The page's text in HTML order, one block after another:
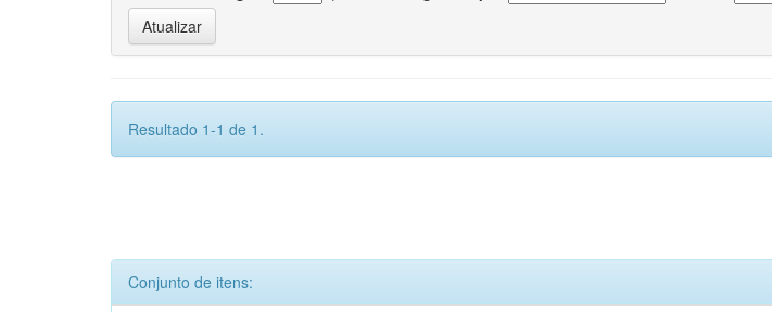
Resultado 1-1 de 1.
Conjunto de itens: